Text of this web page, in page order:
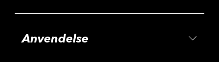
Anvendelse